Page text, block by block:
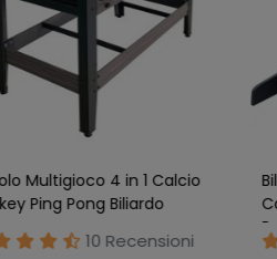
Bambini Aste Passanti
Calcetto Calciobalilla NO
9 Recensioni